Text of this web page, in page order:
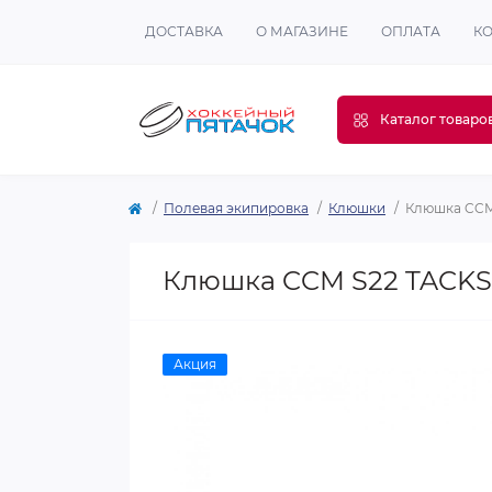
ДОСТАВКА О МАГАЗИНЕ ОПЛАТА
Каталог
Полевая экипировка Клюшки Клюшка
Клюшка CCM S22
Акция